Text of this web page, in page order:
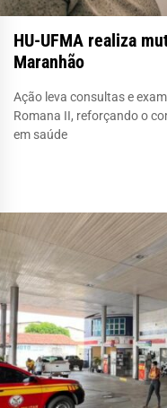
HU-UFMA realiza
Maranhão
Ação leva consultas e
Romana II, reforçando o
em saúde